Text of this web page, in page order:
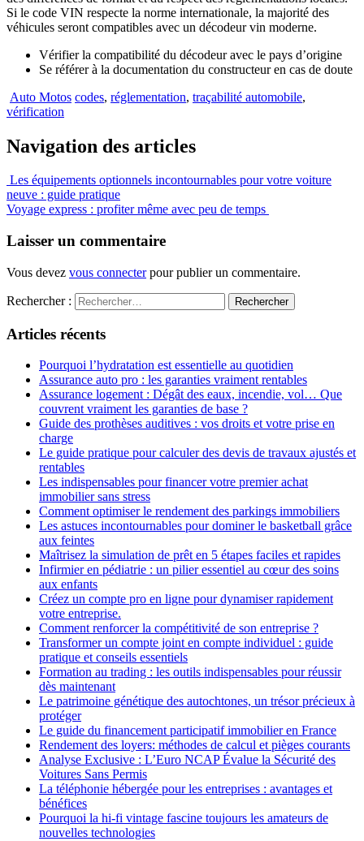
Si le code VIN respecte la norme internationale, la majorité des
véhicules seront compatibles avec un décodeur vin moderne.
Vérifier la compatibilité du décodeur avec le pays d’origine
Se référer à la documentation du constructeur en cas de doute
Auto Motos codes, réglementation, traçabilité automobile,
vérification
Navigation des articles
Les équipements optionnels incontournables pour votre voiture
neuve : guide pratique
Voyage express : profiter même avec peu de temps
Laisser un commentaire
Vous devez vous connecterpour publier un commentaire.
Rechercher :
Articles récents
Pourquoi l’hydratation est essentielle au quotidien
Assurance auto pro : les garanties vraiment rentables
Assurance logement : Dégât des eaux, incendie, vol… Que
couvrent vraiment les garanties de base ?
Guide des prothèses auditives : vos droits et votre prise en
charge
Le guide pratique pour calculer des devis de travaux ajustés et
rentables
Les indispensables pour financer votre premier achat
immobilier sans stress
Comment optimiser le rendement des parkings immobiliers
Les astuces incontournables pour dominer le basketball grâce
aux feintes
Maîtrisez la simulation de prêt en 5 étapes faciles et rapides
Infirmier en pédiatrie : un pilier essentiel au cœur des soins
aux enfants
Créez un compte pro en ligne pour dynamiser rapidement
votre entreprise.
Comment renforcer la compétitivité de son entreprise ?
Transformer un compte joint en compte individuel : guide
pratique et conseils essentiels
Formation au trading : les outils indispensables pour réussir
dès maintenant
Le patrimoine génétique des autochtones, un trésor précieux à
protéger
Le guide du financement participatif immobilier en France
Rendement des loyers: méthodes de calcul et pièges courants
Analyse Exclusive : L’Euro NCAP Évalue la Sécurité des
Voitures Sans Permis
La téléphonie hébergée pour les entreprises : avantages et
bénéfices
Pourquoi la hi-fi vintage fascine toujours les amateurs de
nouvelles technologies